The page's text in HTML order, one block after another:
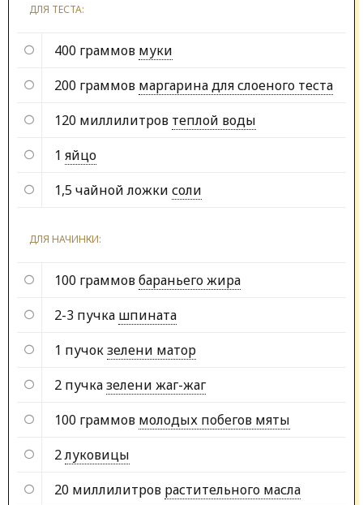
ДЛЯ ТЕСТА:
400 граммов муки
200 граммов маргарина для слоеного теста
120 миллилитров теплой воды
1 яйцо
1,5 чайной ложки соли
ДЛЯ НАЧИНКИ:
100 граммовбараньего жира
2-3 пучка шпината
1 пучокзелени матор
2 пучказелени жаг-жаг
100 граммов молодых побегов мяты
2луковицы
20 миллилитров растительного масла